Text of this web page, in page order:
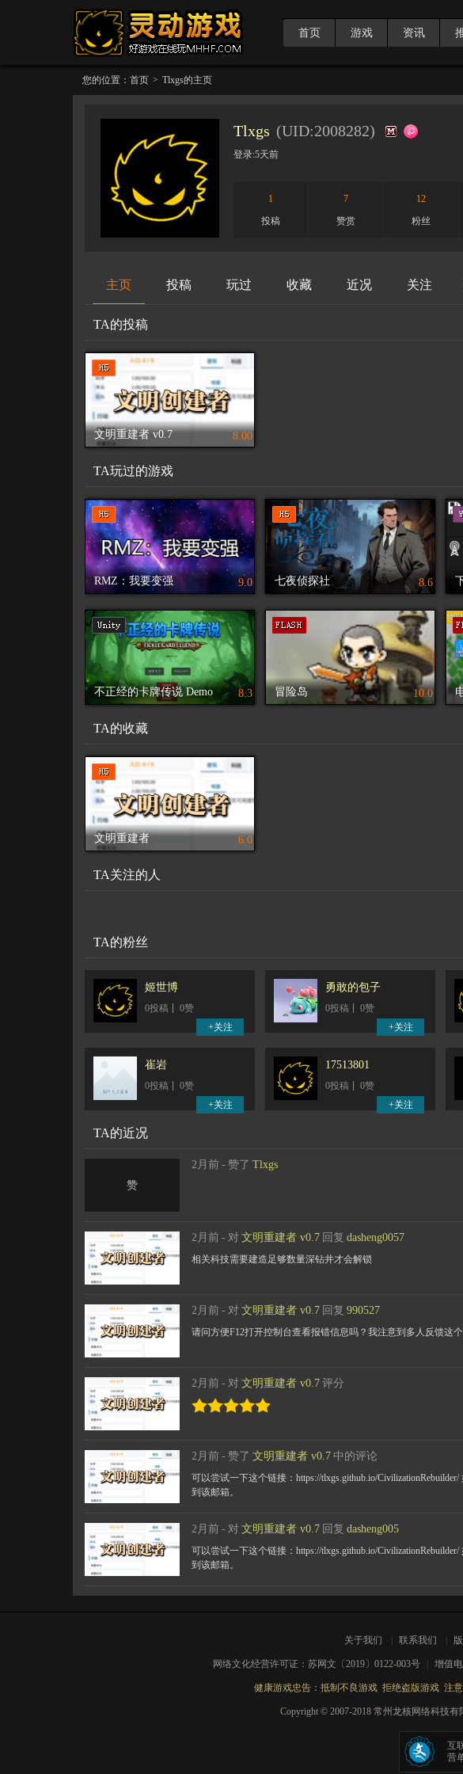
首页 游戏 资讯
您的位置： 首页 > Tlxgs的主页
Tlxgs (UID:2008282)
登录:5天前
1
投稿
7
赞赏
12
粉丝
主页 投稿 玩过 收藏 近况 关注
TA的投稿
文明重建者 v0.7 8.00
TA玩过的游戏
RMZ：我要变强 9.0 七夜侦探社 8.6
不正经的卡牌传说 Demo 8.3 冒险岛 10.0
TA的收藏
文明重建者 6.0
TA关注的人
TA的粉丝
姬世博
0投稿 0赞
勇敢的包子
0投稿 0赞
崔岩
0投稿 0赞
17513801
0投稿 0赞
TA的近况
赞
2月前 - 赞了 Tlxgs
2月前 - 对 文明重建者 v0.7 回复 dasheng0057
相关科技需要建造足够数量深钻井才会解锁
2月前 - 对 文明重建者 v0.7 回复 990527
请问方便F12打开控制台查看报错信息吗？我注意到多人反馈这
2月前 - 对 文明重建者 v0.7 评分
2月前 - 赞了 文明重建者 v0.7 中的评论
可以尝试一下这个链接：https://tlxgs.github.io/
到该邮箱。
2月前 - 对 文明重建者 v0.7 回复 dasheng005
可以尝试一下这个链接：https://tlxgs.github.io/
到该邮箱。
关于我们 联系我们
网络文化经营许可证：苏网文〔2019〕0122-003号 增值
健康游戏忠告：抵制不良游戏 拒绝盗版游戏 注
Copyright © 2007-2018 常州龙核网络科技
互
营